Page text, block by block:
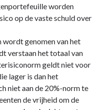
worden
op de vaste schuld over
genomen van het
verstaan het totaal van
geldt niet voor
lager is dan het
niet aan de 20%-norm te
de vrijheid om de